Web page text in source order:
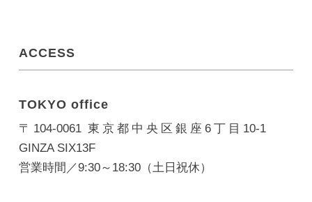
ACCESS
TOKYO office
〒104-0061 東京都中央区銀座6丁目10-1
GINZA SIX13F
営業時間／9:30～18:30（土日祝休）